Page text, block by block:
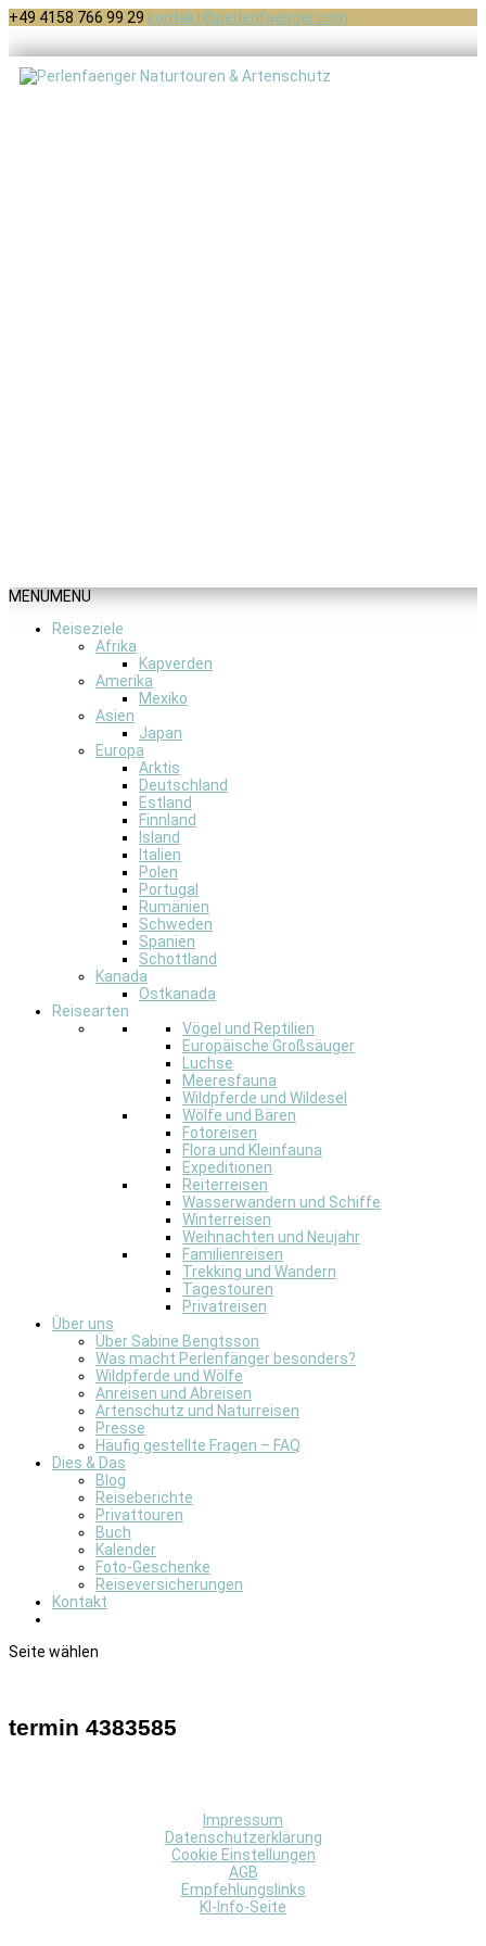
+49 4158 766 99 29 kontakt@perlenfaenger.com
MENUMENU
Reiseziele
Afrika
Kapverden
Amerika
Mexiko
Asien
Japan
Europa
Arktis
Deutschland
Estland
Finnland
Island
Italien
Polen
Portugal
Rumänien
Schweden
Spanien
Schottland
Kanada
Ostkanada
Reisearten
Vögel und Reptilien
Europäische Großsäuger
Luchse
Meeresfauna
Wildpferde und Wildesel
Wölfe und Bären
Fotoreisen
Flora und Kleinfauna
Expeditionen
Reiterreisen
Wasserwandern und Schiffe
Winterreisen
Weihnachten und Neujahr
Familienreisen
Trekking und Wandern
Tagestouren
Privatreisen
Über uns
Über Sabine Bengtsson
Was macht Perlenfänger besonders?
Wildpferde und Wölfe
Anreisen und Abreisen
Artenschutz und Naturreisen
Presse
Häufig gestellte Fragen – FAQ
Dies & Das
Blog
Reiseberichte
Privattouren
Buch
Kalender
Foto-Geschenke
Reiseversicherungen
Kontakt
Seite wählen
termin 4383585
Impressum
Datenschutzerklärung
Cookie Einstellungen
AGB
Empfehlungslinks
KI-Info-Seite